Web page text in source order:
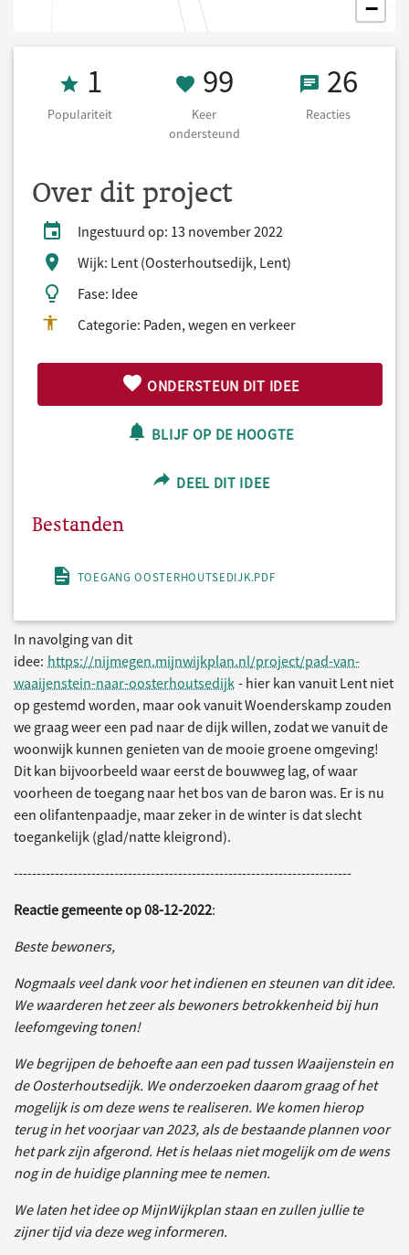
−
Populariteit 1
1
Populariteit
99 Keer
99
Keer
ondersteund
2626
Reacties
Over dit project
Ingestuurd op: 13 november 2022
Wijk: Lent (Oosterhoutsedijk, Lent)
Fase: Idee
Categorie: Paden, wegen en verkeer
ONDERSTEUN DIT IDEE
BLIJF OP DE HOOGTE
DEEL DIT IDEE
Bestanden
TOEGANG OOSTERHOUTSEDIJK.PDF
In navolging van dit
idee: https://nijmegen.mijnwijkplan.nl/project/pad-van-
waaijenstein-naar-oosterhoutsedijk - hier kan vanuit Lent niet
op gestemd worden, maar ook vanuit Woenderskamp zouden
we graag weer een pad naar de dijk willen, zodat we vanuit de
woonwijk kunnen genieten van de mooie groene omgeving!
Dit kan bijvoorbeeld waar eerst de bouwweg lag, of waar
voorheen de toegang naar het bos van de baron was. Er is nu
een olifantenpaadje, maar zeker in de winter is dat slecht
toegankelijk (glad/natte kleigrond).
--------------------------------------------------------------------------
Reactie gemeente op 08-12-2022:
Beste bewoners,
Nogmaals veel dank voor het indienen en steunen van dit idee.
We waarderen het zeer als bewoners betrokkenheid bij hun
leefomgeving tonen!
We begrijpen de behoefte aan een pad tussen Waaijenstein en
de Oosterhoutsedijk. We onderzoeken daarom graag of het
mogelijk is om deze wens te realiseren. We komen hierop
terug in het voorjaar van 2023, als de bestaande plannen voor
het park zijn afgerond. Het is helaas niet mogelijk om de wens
nog in de huidige planning mee te nemen.
We laten het idee op MijnWijkplan staan en zullen jullie te
zijner tijd via deze weg informeren.